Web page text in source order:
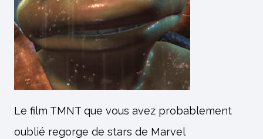
Le film TMNT que vous avez probablement
oublié regorge de stars de Marvel